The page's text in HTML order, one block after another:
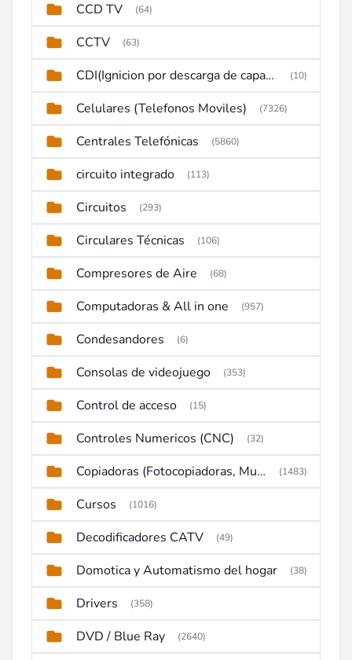
CCD TV (64)
CCTV (63)
CDI(Ignicion por descarga de capacitor) (10)
Celulares (Telefonos Moviles) (7326)
Centrales Telefónicas (5860)
circuito integrado (113)
Circuitos (293)
Circulares Técnicas (106)
Compresores de Aire (68)
Computadoras & All in one (957)
Condesandores (6)
Consolas de videojuego (353)
Control de acceso (15)
Controles Numericos (CNC) (32)
Copiadoras (Fotocopiadoras, Multifunctions, Ploter, etc) (1483)
Cursos (1016)
Decodificadores CATV (49)
Domotica y Automatismo del hogar (38)
Drivers (358)
DVD / Blue Ray (2640)